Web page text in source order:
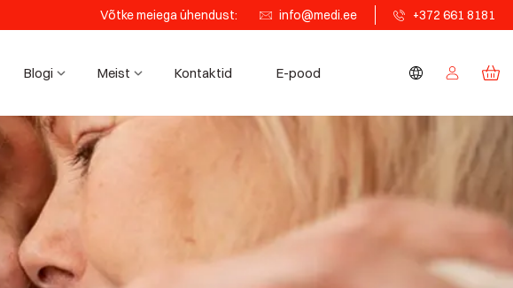
Võtke meiega ühendust: info@medi.ee +372 661 8181
Blogi Meist Kontaktid E-pood